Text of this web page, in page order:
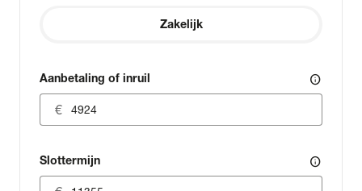
Zakelijk
Aanbetaling of inruil info
Slottermijn info